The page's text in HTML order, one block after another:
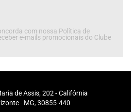
com nossa Política de
e-mails promocionais do Clube
de Assis, 202 - Califórnia
- MG, 30855-440